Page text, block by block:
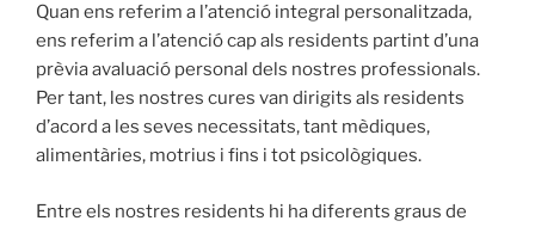
Quan ens referim a l’atenció integral personalitzada,
ens referim a l’atenció cap als residents partint d’una
prèvia avaluació personal dels nostres professionals.
Per tant, les nostres cures van dirigits als residents
d’acord a les seves necessitats, tant mèdiques,
alimentàries, motrius i fins i tot psicològiques.
Entre els nostres residents hi ha diferents graus de